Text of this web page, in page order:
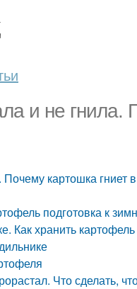
и не гнила.
картошка гниет
подготовка к
Как хранить
Что сделать,